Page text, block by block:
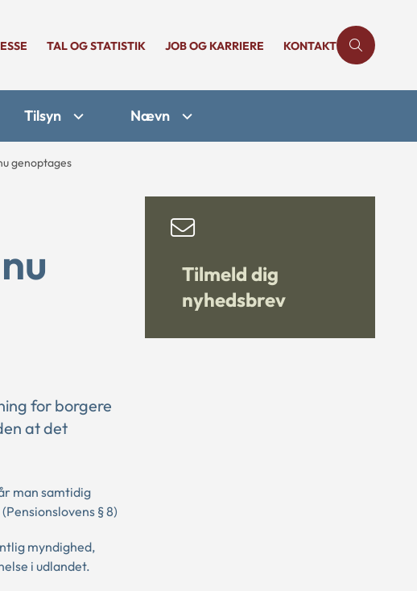
TAL OG STATISTIK JOB OG KARRIERE KONTAKT
Tilsyn Nævn
genoptages
for borgere
at det
man samtidig
§ 8)
myndighed,
i udlandet.
Tilmeld dig
nyhedsbrev